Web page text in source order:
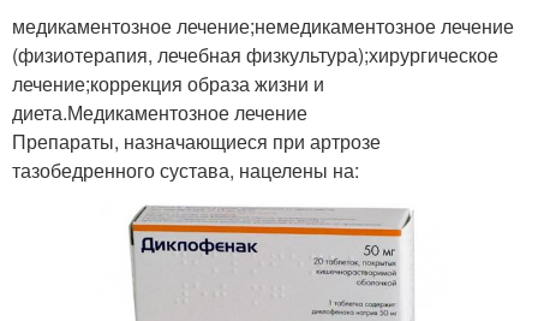
медикаментозное лечение;немедикаментозное лечение
(физиотерапия, лечебная физкультура);хирургическое
лечение;коррекция образа жизни и
диета.Медикаментозное лечение
Препараты, назначающиеся при артрозе
тазобедренного сустава, нацелены на: